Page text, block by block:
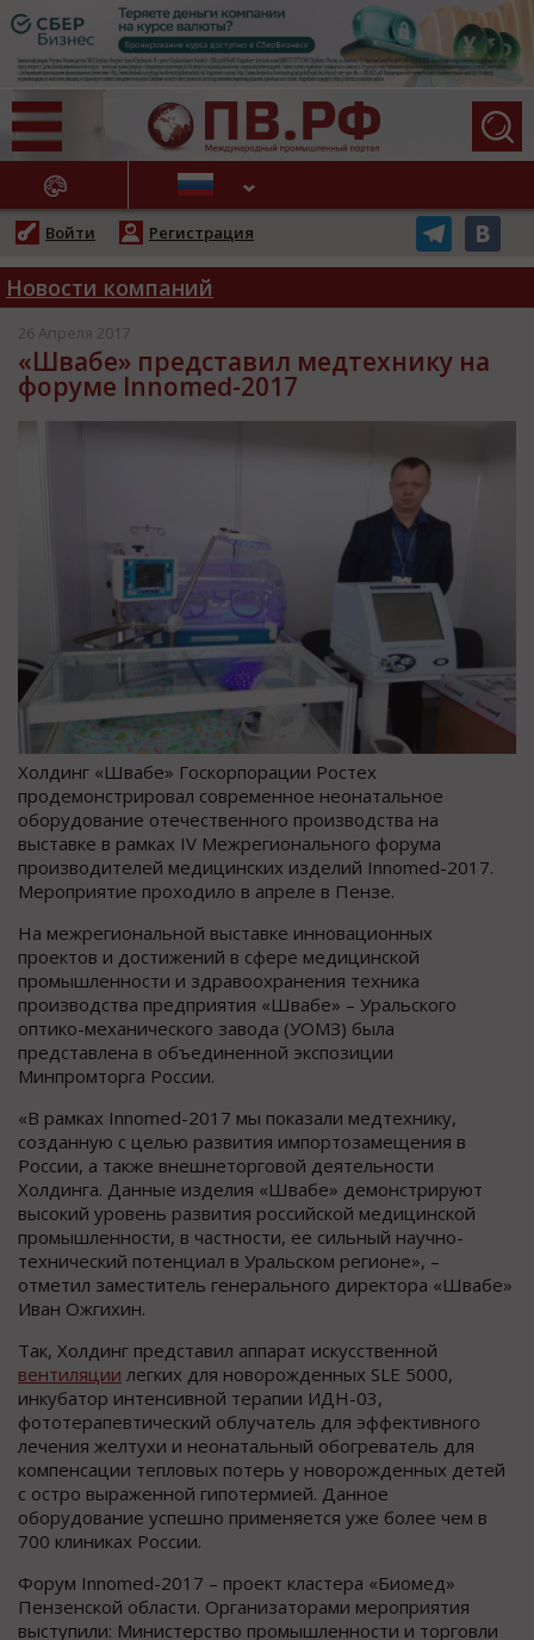
НОВОСТИ
Войти Регистрация
Новости компаний
26 Апреля 2017
«Швабе» представил медтехнику на
форуме Innomed-2017
Холдинг «Швабе» Госкорпорации Ростех
продемонстрировал современное неонатальное
оборудование отечественного производства на
выставке в рамках IV Межрегионального форума
производителей медицинских изделий Innomed-2017.
Мероприятие проходило в апреле в Пензе.
На межрегиональной выставке инновационных
проектов и достижений в сфере медицинской
промышленности и здравоохранения техника
производства предприятия «Швабе» – Уральского
оптико-механического завода (УОМЗ) была
представлена в объединенной экспозиции
Минпромторга России.
«В рамках Innomed-2017 мы показали медтехнику,
созданную с целью развития импортозамещения в
России, а также внешнеторговой деятельности
Холдинга. Данные изделия «Швабе» демонстрируют
высокий уровень развития российской медицинской
промышленности, в частности, ее сильный научно-
технический потенциал в Уральском регионе», –
отметил заместитель генерального директора «Швабе»
Иван Ожгихин.
Так, Холдинг представил аппарат искусственной
вентиляции легких для новорожденных SLE 5000,
инкубатор интенсивной терапии ИДН-03,
фототерапевтический облучатель для эффективного
лечения желтухи и неонатальный обогреватель для
компенсации тепловых потерь у новорожденных детей
с остро выраженной гипотермией. Данное
оборудование успешно применяется уже более чем в
700 клиниках России.
Форум Innomed-2017 – проект кластера «Биомед»
Пензенской области. Организаторами мероприятия
выступили: Министерство промышленности и торговли